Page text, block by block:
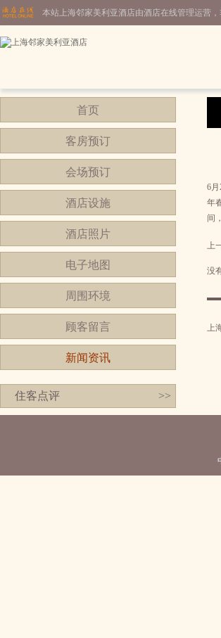
本站上海邻家美利亚酒店由酒店在线管理运营
首页
客房预订
会场预订
酒店设施
酒店照片
电子地图
周围环境
顾客留言
新闻资讯
住客点评 >>
6
年
间
上
没
上